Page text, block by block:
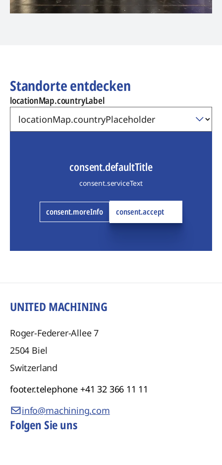
Standorte entdecken
locationMap.countryLabel
consent.defaultTitle
consent.serviceText
consent.moreInfo consent.accept
UNITED MACHINING
Roger-Federer-Allee 7
2504 Biel
Switzerland
footer.telephone +41 32 366 11 11
info@machining.com
Folgen Sie uns